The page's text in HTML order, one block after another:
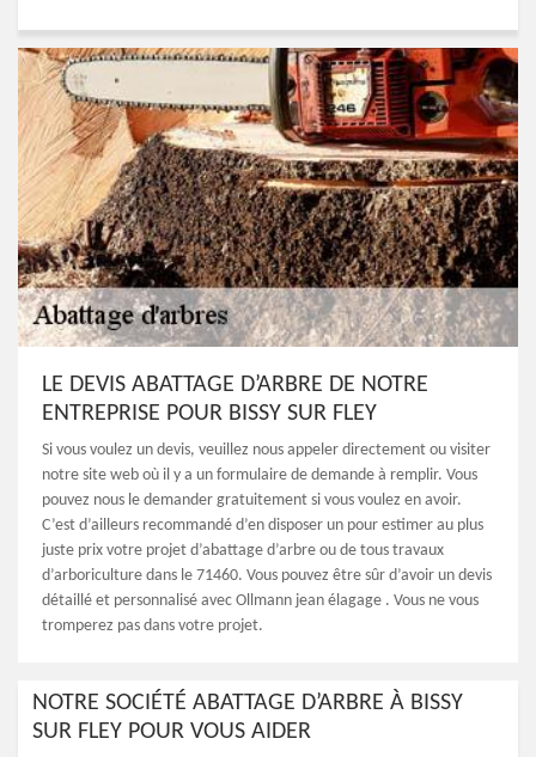
LE DEVIS ABATTAGE D’ARBRE DE NOTRE
ENTREPRISE POUR BISSY SUR FLEY
Si vous voulez un devis, veuillez nous appeler directement ou visiter
notre site web où il y a un formulaire de demande à remplir. Vous
pouvez nous le demander gratuitement si vous voulez en avoir.
C’est d’ailleurs recommandé d’en disposer un pour estimer au plus
juste prix votre projet d’abattage d’arbre ou de tous travaux
d’arboriculture dans le 71460. Vous pouvez être sûr d’avoir un devis
détaillé et personnalisé avec Ollmann jean élagage . Vous ne vous
tromperez pas dans votre projet.
NOTRE SOCIÉTÉ ABATTAGE D’ARBRE À BISSY
SUR FLEY POUR VOUS AIDER